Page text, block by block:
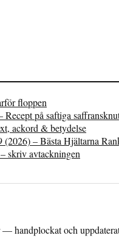
floppen
Recept på saftiga
ackord & betydelse
– Bästa Hjältarna
skriv avtackningen
handplockat och